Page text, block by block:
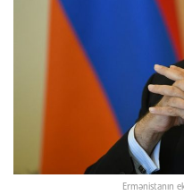
Ermənistanın